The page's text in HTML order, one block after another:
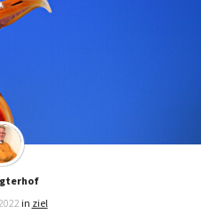
in ziel